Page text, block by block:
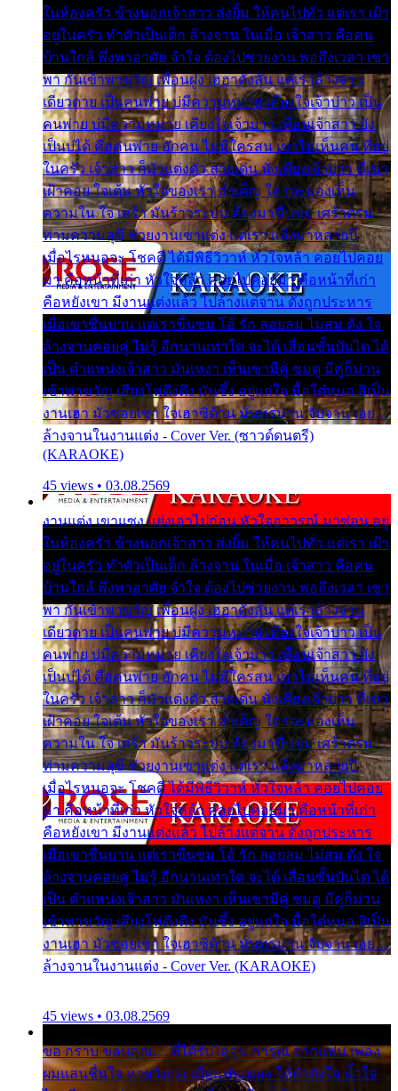
ในห้องครัว ข้างนอกเจ้าสาว ส่งยิ้ม ให้คนไปทั่ว แต่เรา เฝ้า
อยู่ในครัว ทำตัวเป็นเด็ก ล้างจาน ในเมื่อ เจ้าสาว คือคน
บ้านใกล้ พึ่งพาอาศัย จำใจ ต้องไปช่วยงาน พอถึงเวลา เขา
พา กันเข้าพาขวัญ เพื่อนฝูง เฮฮาดังลั่น แต่เราล้างจาน
เดียวดาย เป็นคนพ่าย บ่มีความหมาย เคียงใจเจ้าบ่าว เป็น
คนพ่าย บ่มีความหมาย เคียงใจเจ้าบ่าว เพื่อนเจ้าสาว ยัง
เป็นบ่ได้ คือคนพ่าย ฮักคน ไม่มีใครสน เขาไม่เห็นคน ที่อยู่
ในครัว เจ้าสาว ก็มัวแต่งตัว สวยเด่น นั่งเคียงเจ้าบ่าว ที่เขา
เฝ้าคอย ใจเต้น หัวใจของเรา ลำเค็ญ ใครจะมองเห็น
ความใน ใจ เศร้า มันร้าวระบม ต้องมาขื่นขม เศร้าตรม
ท่ามความสุขี ช่วยงานเขาแต่ง แต่เรา แล้งมาหลายปี
เมื่อไรหนอจะ โชคดี ได้มีพิธีวิวาห์ หัวใจหล้า คอยไปคอย
มา คือหน้าที่เก่า หัวใจหล้า คอยไปคอยมา คือหน้าที่เก่า
คือหยังเขา มีงานแต่งแล้ว ไปล้างแต่จาน ดั่งถูกประหาร
เมื่อเขาชื่นบาน แต่เราขื่นขม โอ้ รัก ลอยลม ไม่สม ดัง ใจ
ล้างจานคอยคู่ ไม่รู้ อีกนานเท่าใด จะได้ เลื่อนขั้นบันได ได้
เป็น ตำแหน่งเจ้าสาว มันเหงา เห็นเขามีคู่ ซมดู มีคู่ก็ม่วน
เข้าพาขวัญ เสียงโห่ตึงตึง มันซึ้ง อยู่แก่ใจ มื้อใด๋หนอ สิเป็น
งานเฮา มัวซอยเขา ใจเฮาซิด้าน มันทรมาน จับจาน เอย…
ล้างจานในงานแต่ง - Cover Ver. (ซาวด์ดนตรี)
(KARAOKE)
45 views • 03.08.2569
งานแต่ง เขาแซง แย่งเอาไปก่อน หัวใจอาวรณ์ มาซ่อน อยู่
ในห้องครัว ข้างนอกเจ้าสาว ส่งยิ้ม ให้คนไปทั่ว แต่เรา เฝ้า
อยู่ในครัว ทำตัวเป็นเด็ก ล้างจาน ในเมื่อ เจ้าสาว คือคน
บ้านใกล้ พึ่งพาอาศัย จำใจ ต้องไปช่วยงาน พอถึงเวลา เขา
พา กันเข้าพาขวัญ เพื่อนฝูง เฮฮาดังลั่น แต่เราล้างจาน
เดียวดาย เป็นคนพ่าย บ่มีความหมาย เคียงใจเจ้าบ่าว เป็น
คนพ่าย บ่มีความหมาย เคียงใจเจ้าบ่าว เพื่อนเจ้าสาว ยัง
เป็นบ่ได้ คือคนพ่าย ฮักคน ไม่มีใครสน เขาไม่เห็นคน ที่อยู่
ในครัว เจ้าสาว ก็มัวแต่งตัว สวยเด่น นั่งเคียงเจ้าบ่าว ที่เขา
เฝ้าคอย ใจเต้น หัวใจของเรา ลำเค็ญ ใครจะมองเห็น
ความใน ใจ เศร้า มันร้าวระบม ต้องมาขื่นขม เศร้าตรม
ท่ามความสุขี ช่วยงานเขาแต่ง แต่เรา แล้งมาหลายปี
เมื่อไรหนอจะ โชคดี ได้มีพิธีวิวาห์ หัวใจหล้า คอยไปคอย
มา คือหน้าที่เก่า หัวใจหล้า คอยไปคอยมา คือหน้าที่เก่า
คือหยังเขา มีงานแต่งแล้ว ไปล้างแต่จาน ดั่งถูกประหาร
เมื่อเขาชื่นบาน แต่เราขื่นขม โอ้ รัก ลอยลม ไม่สม ดัง ใจ
ล้างจานคอยคู่ ไม่รู้ อีกนานเท่าใด จะได้ เลื่อนขั้นบันได ได้
เป็น ตำแหน่งเจ้าสาว มันเหงา เห็นเขามีคู่ ซมดู มีคู่ก็ม่วน
เข้าพาขวัญ เสียงโห่ตึงตึง มันซึ้ง อยู่แก่ใจ มื้อใด๋หนอ สิเป็น
งานเฮา มัวซอยเขา ใจเฮาซิด้าน มันทรมาน จับจาน เอย…
ล้างจานในงานแต่ง - Cover Ver. (KARAOKE)
45 views • 03.08.2569
ขอ กราบ ขอบคุณ.... ที่ได้รับไออุ่น การุณ จากแฟน เพลง
ผมแสนชื่นใจ หายวังเวง เมื่อแฟนเพลง ให้กำลังใจ น้ำใจ